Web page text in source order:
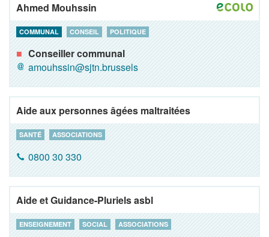
Ahmed Mouhssin
COMMUNAL CONSEIL POLITIQUE
Conseiller communal
amouhssin@sjtn.brussels
Aide aux personnes âgées maltraitées
SANTÉ ASSOCIATIONS
0800 30 330
Aide et Guidance-Pluriels asbl
ENSEIGNEMENT SOCIAL ASSOCIATIONS